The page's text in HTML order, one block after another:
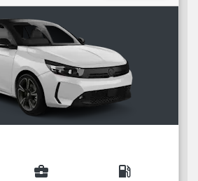
business_center local_gas_station